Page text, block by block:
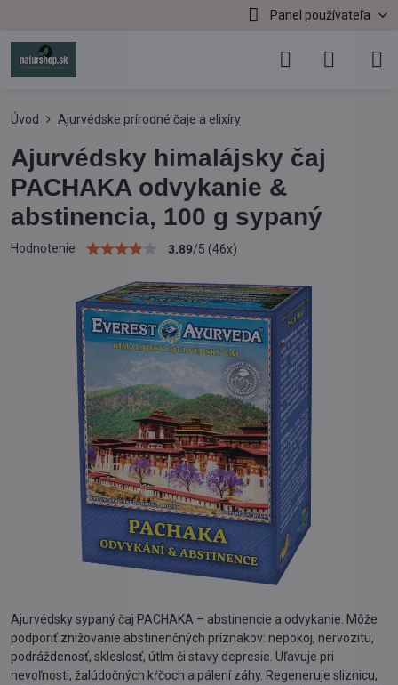
Panel používateľa
Úvod Ajurvédske prírodné čaje a elixíry
Ajurvédsky himalájsky čaj
PACHAKA odvykanie &
abstinencia, 100 g sypaný
Hodnotenie 3.89/5 (46x)
Ajurvédsky sypaný čaj PACHAKA – abstinencie a odvykanie. Môže
podporiť znižovanie abstinenčných príznakov: nepokoj, nervozitu,
podráždenosť, skleslosť, útlm či stavy depresie. Uľavuje pri
nevoľnosti, žalúdočných kŕčoch a pálení záhy. Regeneruje sliznicu,